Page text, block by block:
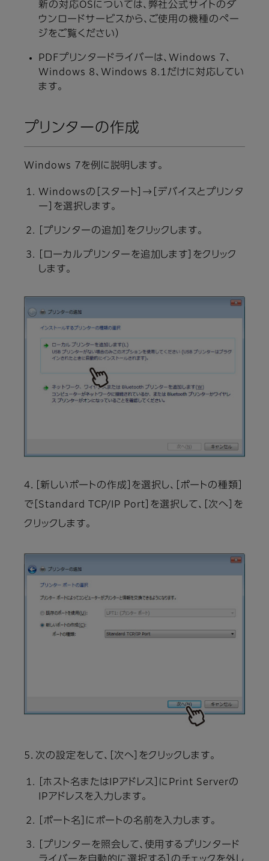
新の対応OSについては、弊社公式サイトのダ
ウンロードサービスから、ご使用の機種のペー
ジをご覧ください）
PDFプリンタードライバーは、Windows 7、
Windows 8、Windows 8.1だけに対応してい
ます。
プリンターの作成
Windows 7を例に説明します。
Windowsの［スタート］→［デバイスとプリンタ
ー］を選択します。
［プリンターの追加］をクリックします。
［ローカルプリンターを追加します］をクリック
します。
4．［新しいポートの作成］を選択し、［ポートの種類］
で［Standard TCP/IP Port］を選択して、［次へ］を
クリックします。
5．次の設定をして、［次へ］をクリックします。
［ホスト名またはIPアドレス］にPrint Serverの
IPアドレスを入力します。
［ポート名］にポートの名前を入力します。
［プリンターを照会して、使用するプリンタード